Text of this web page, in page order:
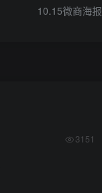
10.15微商海报
3151